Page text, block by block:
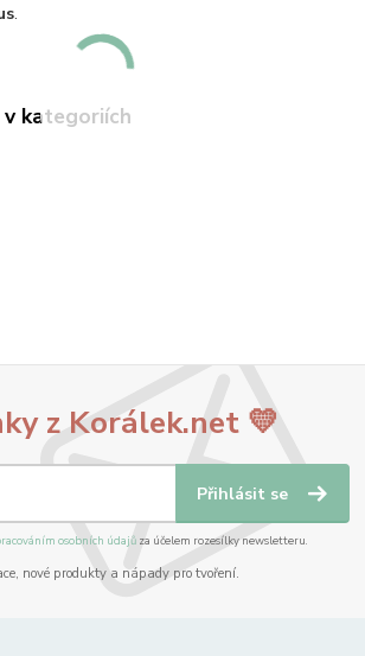
.
kategoriích
z Korálek.net 💛
Přihlásit se
osobních údajůza účelem rozesílky newsletteru.
nové produkty a nápady pro tvoření.